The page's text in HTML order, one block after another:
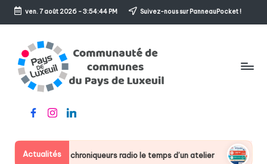
Skip
content
ven. 7 août 2026-3:54:44 PM Suivez-nous sur PanneauPocket !
m
sens
l'accueil
FacebookInstagramLinkedin
Actualités
deviennent des chroniqueurs radio le temps d’un atelier